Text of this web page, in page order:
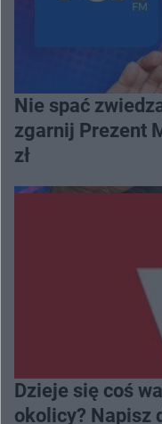
Nie spać
zgarnij Prezent
zł
Dzieje się coś
okolicy? Napisz